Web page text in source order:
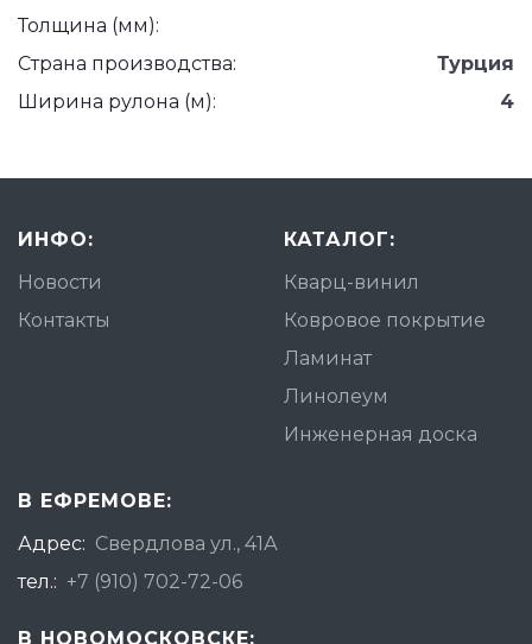
Толщина (мм):
Страна производства:
Турция
Ширина рулона (м):
4
ИНФО:
Новости
Контакты
КАТАЛОГ:
Кварц-винил
Ковровое покрытие
Ламинат
Линолеум
Инженерная доска
В ЕФРЕМОВЕ:
Адрес: Свердлова ул., 41А
тел.: +7 (910) 702-72-06
В НОВОМОСКОВСКЕ: